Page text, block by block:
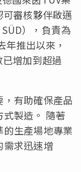
審核夥伴啟邁
），負責為
推出以來，
增加到超過
有助確保產品
式製造。 隨著
生產場地專業
需求迅速增